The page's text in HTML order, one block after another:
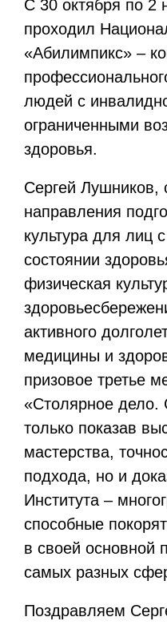
С 30 октября по 2
проходил
«Абилимпикс» –
людей с
ограниченными
здоровья.
Сергей Лушников,
направления
культура для лиц
состоянии
физическая
активного
медицины и
призовое третье
«Столярное дело.
только показав
мастерства,
подхода, но и
Института –
способные
в своей основной
самых разных
Поздравляем